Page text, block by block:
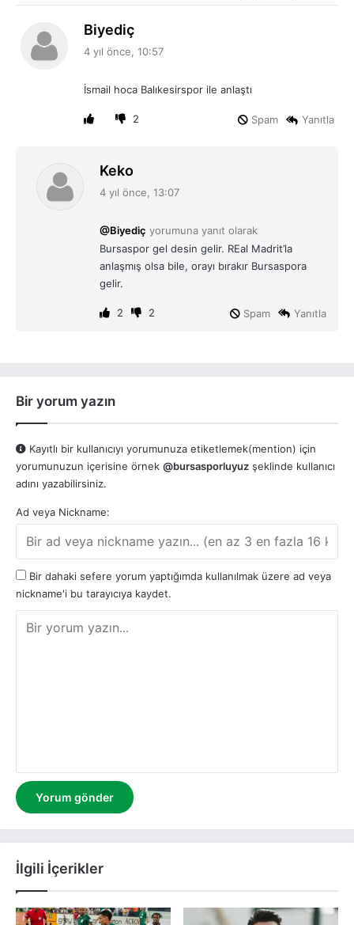
Biyediç
i
4 yıl önce, 10:57
İsmail hoca Balıkesirspor ile anlaştı
2 Yanıtla
Spam
Keko
i
4 yıl önce, 13:07
@Biyediç yorumuna yanıt olarak
Bursaspor gel desin gelir. REal Madrit’la
anlaşmış olsa bile, orayı bırakır Bursaspora
gelir.
2 2 Yanıtla
Spam
Bir yorum yazın
Kayıtlı bir kullanıcıyı yorumunuza etiketlemek(mention) için
yorumunuzun içerisine örnek @bursasporluyuz şeklinde kullanıcı
adını yazabilirsiniz.
Ad veya Nickname:
Bir dahaki sefere yorum yaptığımda kullanılmak üzere ad veya
nickname'i bu tarayıcıya kaydet.
İlgili İçerikler